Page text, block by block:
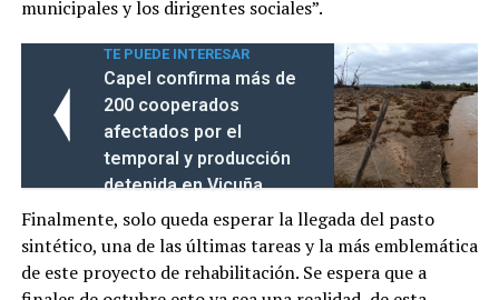
municipales y los dirigentes sociales”.
TE PUEDE INTERESAR
Capel confirma más de
200 cooperados
afectados por el
temporal y producción
detenida en Vicuña
Finalmente, solo queda esperar la llegada del pasto
sintético, una de las últimas tareas y la más emblemática
de este proyecto de rehabilitación. Se espera que a